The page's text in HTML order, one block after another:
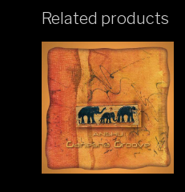
Related products